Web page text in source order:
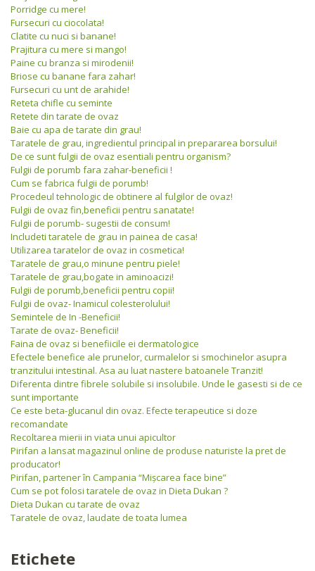
Porridge cu mere!
Fursecuri cu ciocolata!
Clatite cu nuci si banane!
Prajitura cu mere si mango!
Paine cu branza si mirodenii!
Briose cu banane fara zahar!
Fursecuri cu unt de arahide!
Reteta chifle cu seminte
Retete din tarate de ovaz
Baie cu apa de tarate din grau!
Taratele de grau, ingredientul principal in prepararea borsului!
De ce sunt fulgii de ovaz esentiali pentru organism?
Fulgii de porumb fara zahar-beneficii !
Cum se fabrica fulgii de porumb!
Procedeul tehnologic de obtinere al fulgilor de ovaz!
Fulgii de ovaz fin,beneficii pentru sanatate!
Fulgii de porumb- sugestii de consum!
Includeti taratele de grau in painea de casa!
Utilizarea taratelor de ovaz in cosmetica!
Taratele de grau,o minune pentru piele!
Taratele de grau,bogate in aminoacizi!
Fulgii de porumb,beneficii pentru copii!
Fulgii de ovaz- Inamicul colesterolului!
Semintele de In -Beneficii!
Tarate de ovaz- Beneficii!
Faina de ovaz si benefiicile ei dermatologice
Efectele benefice ale prunelor, curmalelor si smochinelor asupra
tranzitului intestinal. Asa au luat nastere batoanele Tranzit!
Diferenta dintre fibrele solubile si insolubile. Unde le gasesti si de ce
sunt importante
Ce este beta-glucanul din ovaz. Efecte terapeutice si doze
recomandate
Recoltarea mierii in viata unui apicultor
Pirifan a lansat magazinul online de produse naturiste la pret de
producator!
Pirifan, partener în Campania “Mişcarea face bine”
Cum se pot folosi taratele de ovaz in Dieta Dukan ?
Dieta Dukan cu tarate de ovaz
Taratele de ovaz, laudate de toata lumea
Etichete